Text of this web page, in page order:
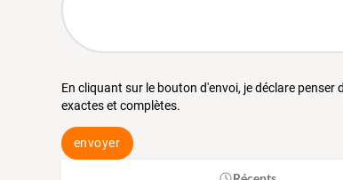
En cliquant sur le bouton d'envoi, je déclare
exactes et complètes.
envoyer